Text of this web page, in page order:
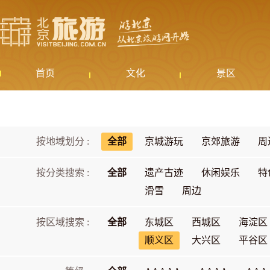
首页 文化 景区
按地域划分 : 全部 京城游玩 京郊旅游 周
按分类搜索 : 全部 遗产古迹 休闲娱乐
特
滑雪
周边
按区域搜索 : 全部 东城区 西城区
海淀区
顺义区
大兴区 平谷区